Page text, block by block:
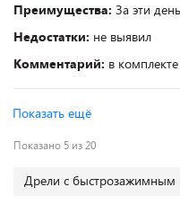
Преимущества: За эти
Недостатки: не выявил
Комментарий: в
Показать ещё
Показано 5 из 20
Дрели с быстрозажимным